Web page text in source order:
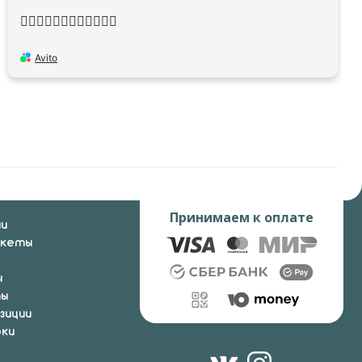
👍🏻👍🏻👍🏻👍🏻👍🏻👍🏻
Avito
Принимаем к оплате